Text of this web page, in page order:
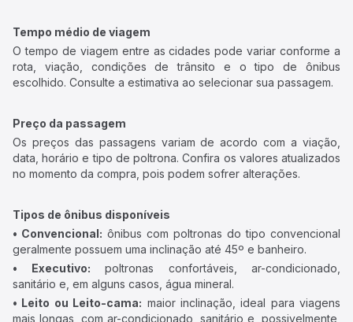
Tempo médio de viagem
O tempo de viagem entre as cidades pode variar conforme a
rota, viação, condições de trânsito e o tipo de ônibus
escolhido. Consulte a estimativa ao selecionar sua passagem.
Preço da passagem
Os preços das passagens variam de acordo com a viação,
data, horário e tipo de poltrona. Confira os valores atualizados
no momento da compra, pois podem sofrer alterações.
Tipos de ônibus disponíveis
• Convencional: ônibus com poltronas do tipo convencional
geralmente possuem uma inclinação até 45º e banheiro.
• Executivo: poltronas confortáveis, ar-condicionado,
sanitário e, em alguns casos, água mineral.
• Leito ou Leito-cama: maior inclinação, ideal para viagens
mais longas, com ar-condicionado, sanitário e, possivelmente,